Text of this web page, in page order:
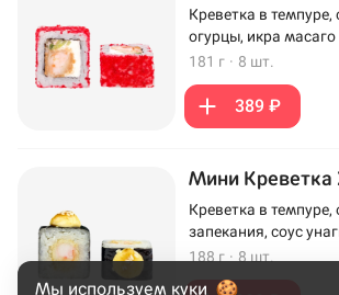
Креветка в темпуре,
огурцы, икра масаго
181 г · 8 шт.
389 ₽
Мини Креветка
Креветка в темпуре,
запекания, соус
188 г · 8 шт.
Мы используем куки